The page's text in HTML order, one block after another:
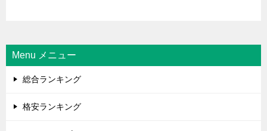
Menu メニュー
総合ランキング
格安ランキング